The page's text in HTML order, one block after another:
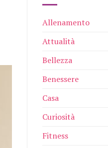
Allenamento
Attualità
Bellezza
Benessere
Casa
Curiosità
Fitness